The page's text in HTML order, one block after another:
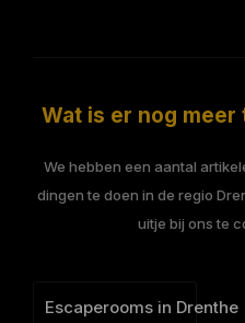
Wat is er nog
We hebben een aantal
dingen te doen in de regio
uitje bij ons te
Escaperooms in Drenthe